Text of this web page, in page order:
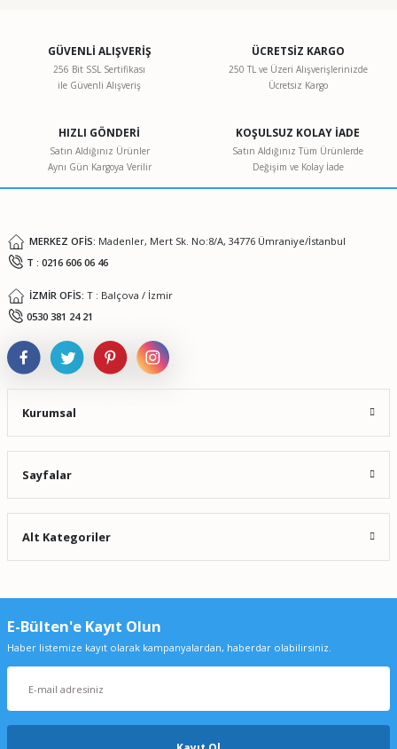
Görüş ve önerileriniz için teşekkür ederiz.
Ürün resmi kalitesiz, bozuk veya görüntülenemiyor.
Ürün bilgilerinde hatalar bulunuyor.
Ürün fiyatı diğer sitelerden daha pahalı.
GÜVENLİ ALIŞVERİŞ
256 Bit SSL Sertifikası
ile Güvenli Alışveriş
ÜCRETSİZ KARGO
250 TL ve Üzeri Alışverişlerinizde
Ücretsiz Kargo
HIZLI GÖNDERİ
Satın Aldığınız Ürünler
Aynı Gün Kargoya Verilir
KOŞULSUZ KOLAY İADE
Satın Aldığınız Tüm Ürünlerde
Değişim ve Kolay İade
MERKEZ OFİS: Madenler, Mert Sk. No:8/A, 34776 Ümraniye/İstanbul
T : 0216 606 06 46
İZMİR OFİS: T : Balçova / İzmir
0530 381 24 21
Kurumsal
Sayfalar
Alt Kategoriler
E-Bülten'e Kayıt Olun
Haber listemize kayıt olarak kampanyalardan, haberdar olabilirsiniz.